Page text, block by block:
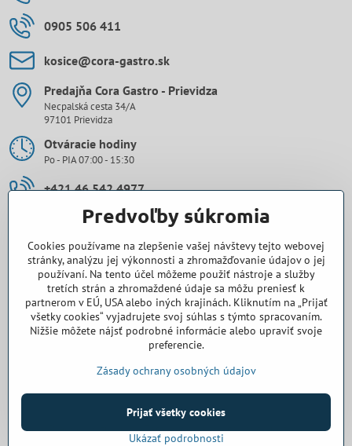
0905 506 411
kosice​@cora-gastro​.sk
Predajňa Cora Gastro - Prievidza
Necpalská cesta 34/A
97101 Prievidza
Otváracie hodiny
Po - PIA 07:00 - 15:30
+421 46 542 4977
0907 971 896
prievidza​@cora-gastro​.sk
Obchodné zastúpenie Cora Gastro - Bratislava
0918 345 325
©2026Copyright
Predvoľby súkromiaZásady ochrany osobných údajov
Predvoľby súkromia
Cookies používame na zlepšenie vašej návštevy tejto webovej
stránky, analýzu jej výkonnosti a zhromažďovanie údajov o jej
používaní. Na tento účel môžeme použiť nástroje a služby
tretích strán a zhromaždené údaje sa môžu preniesť k
partnerom v EÚ, USA alebo iných krajinách. Kliknutím na „Prijať
všetky cookies“ vyjadrujete svoj súhlas s týmto spracovaním.
Nižšie môžete nájsť podrobné informácie alebo upraviť svoje
preferencie.
Zásady ochrany osobných údajov
Ukázať podrobnosti
Prijať všetky cookies